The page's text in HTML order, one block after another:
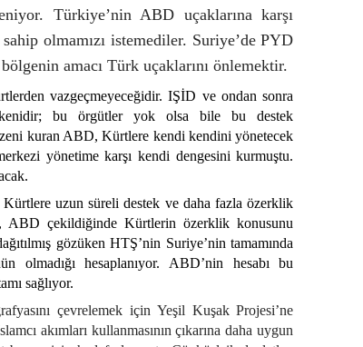
Türkiye’nin ABD uçaklarına karşı
olmamızı istemediler. Suriye’de PYD
amacı Türk uçaklarını önlemektir.
vazgeçmeyeceğidir. IŞİD ve ondan sonra
bu örgütler yok olsa bile bu destek
kuran ABD, Kürtlere kendi kendini yönetecek
yönetime karşı kendi dengesini kurmuştu.
uzun süreli destek ve daha fazla özerklik
ABD çekildiğinde Kürtlerin özerklik konusunu
gözüken HTŞ’nin Suriye’nin tamamında
olmadığı hesaplanıyor. ABD’nin hesabı bu
sağlıyor.
çevrelemek için Yeşil Kuşak Projesi’ne
akımları kullanmasının çıkarına daha uygun